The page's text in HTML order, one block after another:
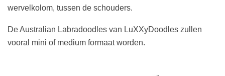
wervelkolom, tussen de schouders.
De Australian Labradoodles van LuXXyDoodles zullen
vooral mini of medium formaat worden.